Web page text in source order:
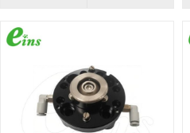
大型) (13)
固定式/微型气缸用/调整器(其他)
基础框架 (47)
吸着框架 (8)
连接块 (16)
支架 (3)
汇流板 (8)
接头 (49)
其它商品
螺丝・螺母・垫片 (12)
轻量化·树脂部品